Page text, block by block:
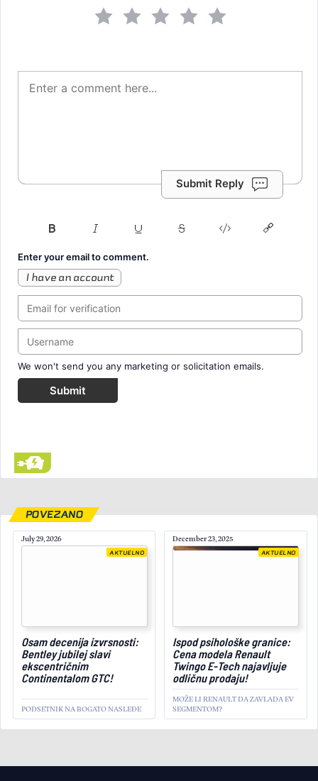
Submit Reply
Enter your email to comment.
I have an account
We won't send you any marketing or solicitation emails.
Submit
POVEZANO
July 29, 2026
Osam decenija izvrsnosti:
Bentley jubilej slavi
ekscentričnim
Continentalom GTC!
PODSETNIK NA BOGATO NASLEĐE
AKTUELNO
December 23, 2025
Ispod psihološke granice:
Cena modela Renault
Twingo E-Tech najavljuje
odličnu prodaju!
MOŽE LI RENAULT DA ZAVLADA EV
SEGMENTOM?
AKTUELNO
January 10, 2025
evra od rivala!